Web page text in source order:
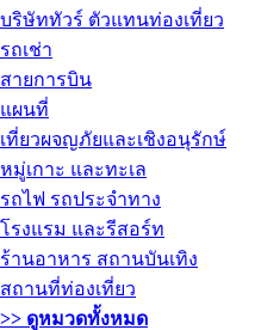
บริษัททัวร์ ตัวแทนท่องเที่ยว
รถเช่า
สายการบิน
แผนที่
เที่ยวผจญภัยและเชิงอนุรักษ์
หมู่เกาะ และทะเล
รถไฟ รถประจำทาง
โรงแรม และรีสอร์ท
ร้านอาหาร สถานบันเทิง
สถานที่ท่องเที่ยว
>> ดูหมวดทั้งหมด